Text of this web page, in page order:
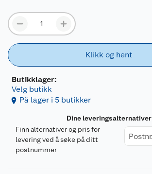
Klikk og hent
Butikklager:
Velg butikk
På lager i 5 butikker
Dine leveringsalternativer
Finn alternativer og pris for
levering ved å søke på ditt
postnummer